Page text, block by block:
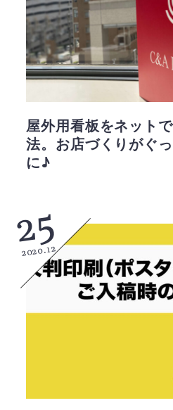
屋外用看板をネット
法。お店づくりがぐ
に♪
25
2020.12